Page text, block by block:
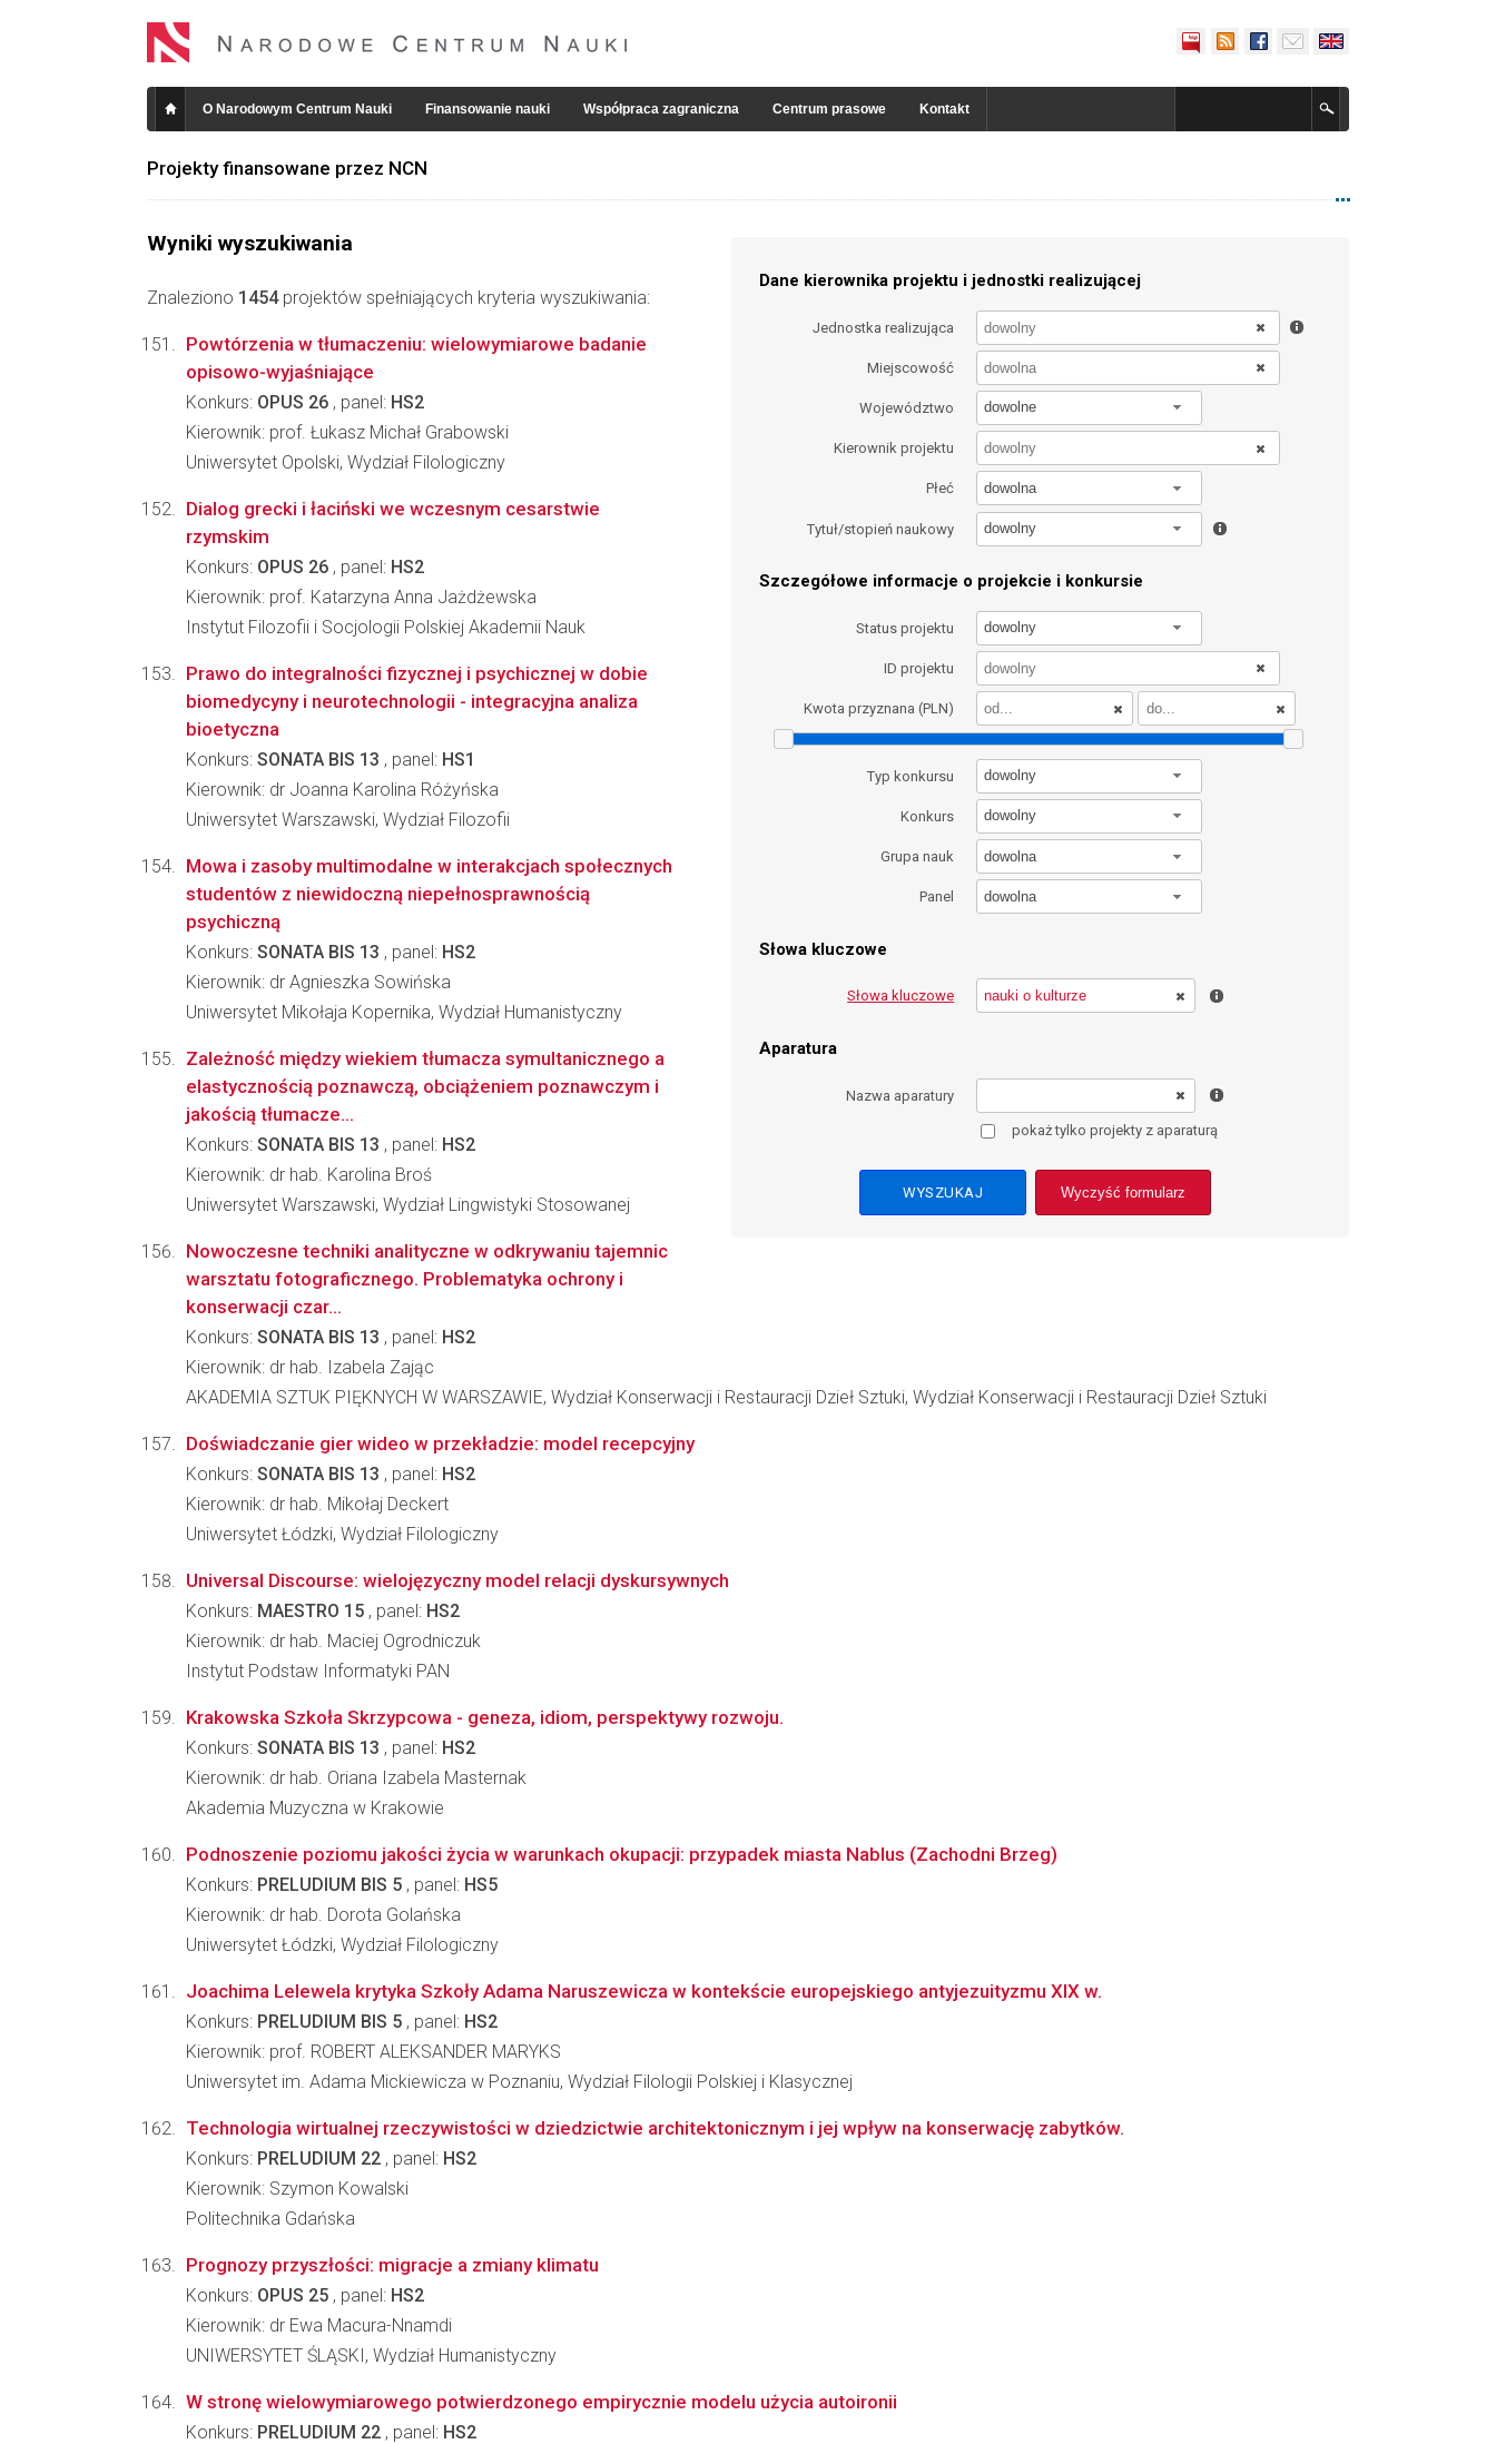
O Narodowym Centrum Nauki Finansowanie nauki Współpraca zagraniczna Centrum prasowe Kontakt
Projekty finansowane przez NCN
Wyniki wyszukiwania
Znaleziono 1454projektów spełniających kryteria wyszukiwania:
Dane kierownika projektu i jednostki realizującej
Jednostka realizująca
Miejscowość
Województwo dowolne
Kierownik projektu
Płeć dowolna
Tytuł/stopień naukowy dowolny
Szczegółowe informacje o projekcie i konkursie
Status projektu dowolny
ID projektu
Kwota przyznana (PLN)
Typ konkursu dowolny
Konkurs dowolny
Grupa nauk dowolna
Panel dowolna
Słowa kluczowe
Słowa kluczowe
Aparatura
Nazwa aparatury
pokaż tylko projekty z aparaturą
Wyczyść formularz
Powtórzenia w tłumaczeniu: wielowymiarowe badanie
opisowo-wyjaśniające
Konkurs: OPUS 26 , panel: HS2
Kierownik: prof. Łukasz Michał Grabowski
Uniwersytet Opolski, Wydział Filologiczny
Dialog grecki i łaciński we wczesnym cesarstwie
rzymskim
Konkurs: OPUS 26 , panel: HS2
Kierownik: prof. Katarzyna Anna Jażdżewska
Instytut Filozofii i Socjologii Polskiej Akademii Nauk
Prawo do integralności fizycznej i psychicznej w dobie
biomedycyny i neurotechnologii - integracyjna analiza
bioetyczna
Konkurs: SONATA BIS 13 , panel: HS1
Kierownik: dr Joanna Karolina Różyńska
Uniwersytet Warszawski, Wydział Filozofii
Mowa i zasoby multimodalne w interakcjach społecznych
studentów z niewidoczną niepełnosprawnością
psychiczną
Konkurs: SONATA BIS 13 , panel: HS2
Kierownik: dr Agnieszka Sowińska
Uniwersytet Mikołaja Kopernika, Wydział Humanistyczny
Zależność między wiekiem tłumacza symultanicznego a
elastycznością poznawczą, obciążeniem poznawczym i
jakością tłumacze...
Konkurs: SONATA BIS 13 , panel: HS2
Kierownik: dr hab. Karolina Broś
Uniwersytet Warszawski, Wydział Lingwistyki Stosowanej
Nowoczesne techniki analityczne w odkrywaniu tajemnic
warsztatu fotograficznego. Problematyka ochrony i
konserwacji czar...
Konkurs: SONATA BIS 13 , panel: HS2
Kierownik: dr hab. Izabela Zając
AKADEMIA SZTUK PIĘKNYCH W WARSZAWIE, Wydział Konserwacji i Restauracji Dzieł Sztuki, Wydział Konserwacji i Restauracji Dzieł Sztuki
Doświadczanie gier wideo w przekładzie: model recepcyjny
Konkurs: SONATA BIS 13 , panel: HS2
Kierownik: dr hab. Mikołaj Deckert
Uniwersytet Łódzki, Wydział Filologiczny
Universal Discourse: wielojęzyczny model relacji dyskursywnych
Konkurs: MAESTRO 15 , panel: HS2
Kierownik: dr hab. Maciej Ogrodniczuk
Instytut Podstaw Informatyki PAN
Krakowska Szkoła Skrzypcowa - geneza, idiom, perspektywy rozwoju.
Konkurs: SONATA BIS 13 , panel: HS2
Kierownik: dr hab. Oriana Izabela Masternak
Akademia Muzyczna w Krakowie
Podnoszenie poziomu jakości życia w warunkach okupacji: przypadek miasta Nablus (Zachodni Brzeg)
Konkurs: PRELUDIUM BIS 5 , panel: HS5
Kierownik: dr hab. Dorota Golańska
Uniwersytet Łódzki, Wydział Filologiczny
Joachima Lelewela krytyka Szkoły Adama Naruszewicza w kontekście europejskiego antyjezuityzmu XIX w.
Konkurs: PRELUDIUM BIS 5 , panel: HS2
Kierownik: prof. ROBERT ALEKSANDER MARYKS
Uniwersytet im. Adama Mickiewicza w Poznaniu, Wydział Filologii Polskiej i Klasycznej
Technologia wirtualnej rzeczywistości w dziedzictwie architektonicznym i jej wpływ na konserwację zabytków.
Konkurs: PRELUDIUM 22 , panel: HS2
Kierownik: Szymon Kowalski
Politechnika Gdańska
Prognozy przyszłości: migracje a zmiany klimatu
Konkurs: OPUS 25 , panel: HS2
Kierownik: dr Ewa Macura-Nnamdi
UNIWERSYTET ŚLĄSKI, Wydział Humanistyczny
W stronę wielowymiarowego potwierdzonego empirycznie modelu użycia autoironii
Konkurs: PRELUDIUM 22 , panel: HS2